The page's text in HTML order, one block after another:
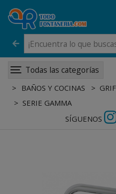
Todas las categorías
BAÑOS Y COCINAS
SERIE GAMMA
SÍGUENOS